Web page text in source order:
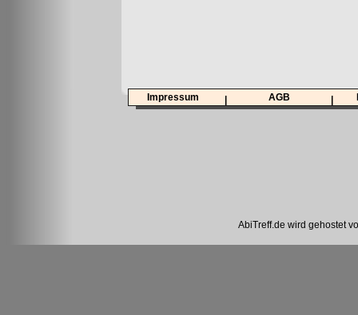
Impressum AGB
AbiTreff.de wird gehostet